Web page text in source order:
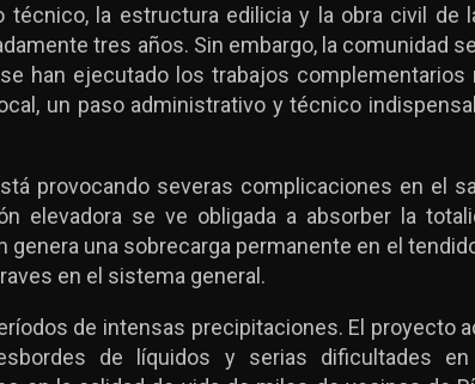
la estructura edilicia y la obra civil de
tres años. Sin embargo, la comunidad
han ejecutado los trabajos complementarios
un paso administrativo y técnico
provocando severas complicaciones en el
elevadora se ve obligada a absorber la
una sobrecarga permanente en el
en el sistema general.
de intensas precipitaciones. El proyecto
de líquidos y serias dificultades